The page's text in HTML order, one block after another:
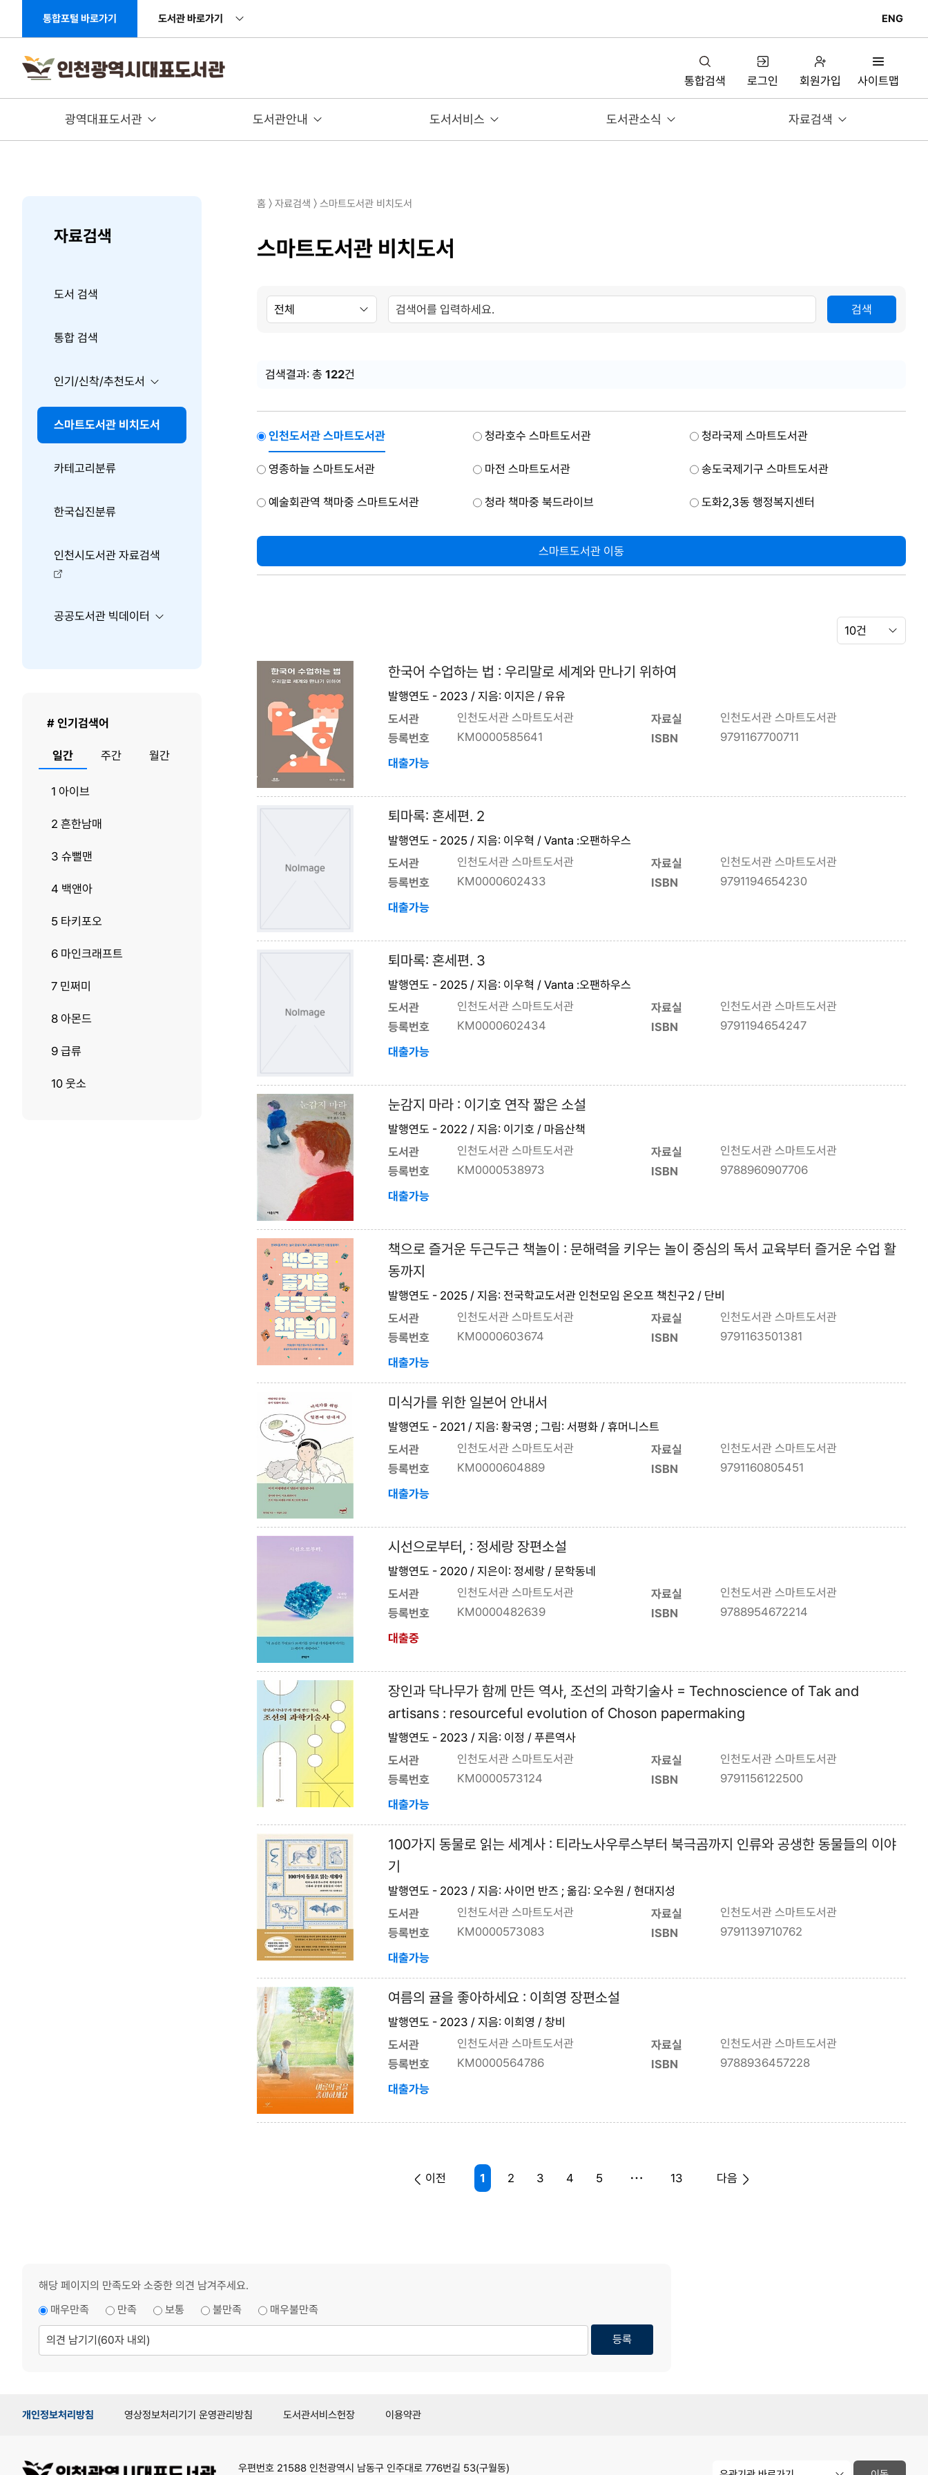
통합포털 바로가기 도서관 바로가기 ENG
통합검색 로그인 회원가입 사이트맵
광역대표도서관 도서관안내 도서서비스 도서관소식 자료검색
자료검색
도서 검색
통합 검색
인기/신착/추천도서
스마트도서관 비치도서
카테고리분류
한국십진분류
인천시도서관 자료검색
공공도서관 빅데이터
# 인기검색어
일간 주간 월간
1 아이브
2 흔한남매
3 슈뻘맨
4 백앤아
5 타키포오
6 마인크래프트
7 민쩌미
8 아몬드
9 급류
10 웃소
홈 〉 자료검색 〉 스마트도서관 비치도서
스마트도서관 비치도서
검
색
검
색
조
검
색
내
검색
검색결과: 총 122건
인천도서관 스마트도서관 청라호수 스마트도서관 청라국제 스마트도서관
영종하늘 스마트도서관 마전 스마트도서관 송도국제기구 스마트도서관
예술회관역 책마중 스마트도서관 청라 책마중 북드라이브 도화2,3동 행정복지센터
스마트도서관 이동
력
한국어 수업하는 법 : 우리말로 세계와 만나기 위하여
발행연도 - 2023 / 지음: 이지은 / 유유
도서관
인천도서관 스마트도서관 자료실
인천도서관 스마트도서관
등록번호
KM0000585641 ISBN
9791167700711
대출가능
퇴마록: 혼세편. 2
발행연도 - 2025 / 지음: 이우혁 / Vanta :오팬하우스
도서관
인천도서관 스마트도서관 자료실
인천도서관 스마트도서관
등록번호
KM0000602433 ISBN
9791194654230
대출가능
퇴마록: 혼세편. 3
발행연도 - 2025 / 지음: 이우혁 / Vanta :오팬하우스
도서관
인천도서관 스마트도서관 자료실
인천도서관 스마트도서관
등록번호
KM0000602434 ISBN
9791194654247
대출가능
눈감지 마라 : 이기호 연작 짧은 소설
발행연도 - 2022 / 지음: 이기호 / 마음산책
도서관
인천도서관 스마트도서관 자료실
인천도서관 스마트도서관
등록번호
KM0000538973 ISBN
9788960907706
대출가능
책으로 즐거운 두근두근 책놀이 : 문해력을 키우는 놀이 중심의 독서 교육부터 즐거운 수업 활
동까지
발행연도 - 2025 / 지음: 전국학교도서관 인천모임 온오프 책친구2 / 단비
도서관
인천도서관 스마트도서관 자료실
인천도서관 스마트도서관
등록번호
KM0000603674 ISBN
9791163501381
대출가능
미식가를 위한 일본어 안내서
발행연도 - 2021 / 지음: 황국영 ; 그림: 서평화 / 휴머니스트
도서관
인천도서관 스마트도서관 자료실
인천도서관 스마트도서관
등록번호
KM0000604889 ISBN
9791160805451
대출가능
시선으로부터, : 정세랑 장편소설
발행연도 - 2020 / 지은이: 정세랑 / 문학동네
도서관
인천도서관 스마트도서관 자료실
인천도서관 스마트도서관
등록번호
KM0000482639 ISBN
9788954672214
대출중
장인과 닥나무가 함께 만든 역사, 조선의 과학기술사 = Technoscience of Tak and
artisans : resourceful evolution of Choson papermaking
발행연도 - 2023 / 지음: 이정 / 푸른역사
도서관
인천도서관 스마트도서관 자료실
인천도서관 스마트도서관
등록번호
KM0000573124 ISBN
9791156122500
대출가능
100가지 동물로 읽는 세계사 : 티라노사우루스부터 북극곰까지 인류와 공생한 동물들의 이야
기
발행연도 - 2023 / 지음: 사이먼 반즈 ; 옮김: 오수원 / 현대지성
도서관
인천도서관 스마트도서관 자료실
인천도서관 스마트도서관
등록번호
KM0000573083 ISBN
9791139710762
대출가능
여름의 귤을 좋아하세요 : 이희영 장편소설
발행연도 - 2023 / 지음: 이희영 / 창비
도서관
인천도서관 스마트도서관 자료실
인천도서관 스마트도서관
등록번호
KM0000564786 ISBN
9788936457228
대출가능
이전 1 2 3 4 5 13 다음
해당 페이지의 만족도와 소중한 의견 남겨주세요.
매우만족
만족 보통 불만족
매우불만족
의
견
남
등록
개인정보처리방침 영상정보처리기기 운영관리방침 도서관서비스헌장 이용약관
우편번호 21588 인천광역시 남동구 인주대로 776번길 53(구월동)